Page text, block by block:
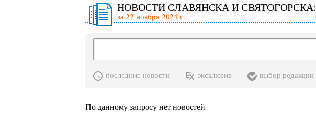
НОВОСТИ СЛАВЯНСКА И СВЯТОГОРСКА:
за 22 ноября 2024 г.
последние новости эксклюзив выбор редакции
По данному запросу нет новостей